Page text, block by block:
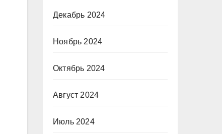
Декабрь 2024
Ноябрь 2024
Октябрь 2024
Август 2024
Июль 2024